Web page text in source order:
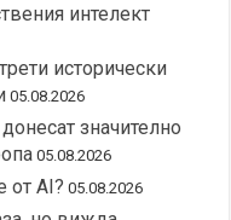
интелект
исторически
05.08.2026
значително
05.08.2026
от AI? 05.08.2026